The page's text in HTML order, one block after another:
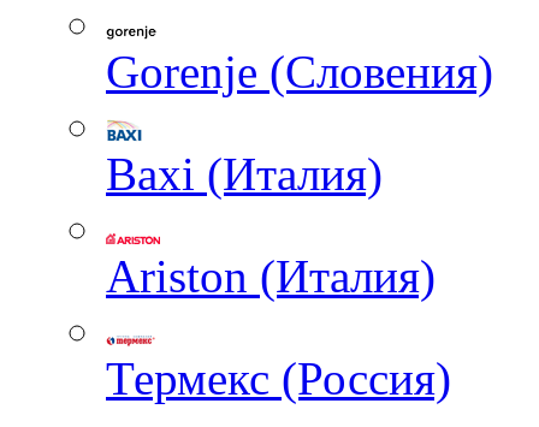
Gorenje (Словения)
Baxi (Италия)
Ariston (Италия)
Термекс (Россия)